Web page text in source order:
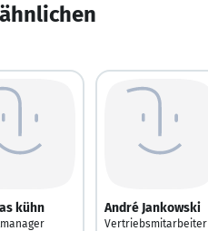
kühn André Jankowski
Vertriebsmitarbeiter